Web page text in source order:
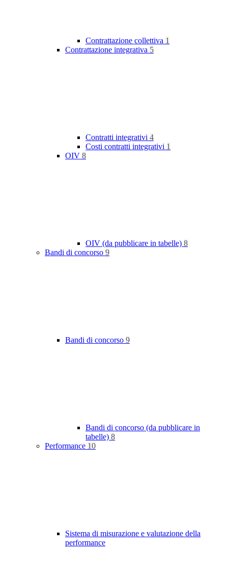
Contrattazione collettiva 1
Contrattazione integrativa 5
Contratti integrativi 4
Costi contratti integrativi 1
OIV 8
OIV (da pubblicare in tabelle) 8
Bandi di concorso 9
Bandi di concorso 9
Bandi di concorso (da pubblicare in
tabelle) 8
Performance 10
Sistema di misurazione e valutazione della
performance